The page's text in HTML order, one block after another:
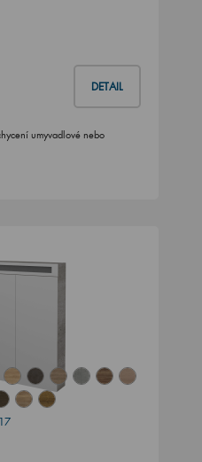
DETAIL
umyvadlové nebo